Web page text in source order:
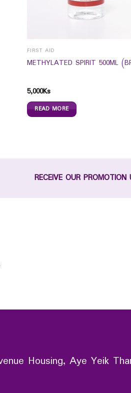
FIRST AID
METHYLATED SPIRIT 500ML
5,000Ks
READ MORE
RECEIVE OUR
Housing, Aye Yeik